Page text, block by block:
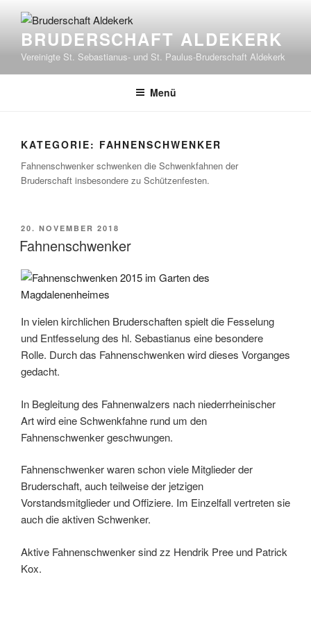
Inhalt
springenBRUDERSCHAFT ALDEKERK
Vereinigte St. Sebastianus- und St. Paulus-Bruderschaft Aldekerk
Menü
KATEGORIE: FAHNENSCHWENKER
Fahnenschwenker schwenken die Schwenkfahnen der
Bruderschaft insbesondere zu Schützenfesten.
VERÖFFENTLICHT
AM
20. NOVEMBER 2018
Fahnenschwenker
In vielen kirchlichen Bruderschaften spielt die Fesselung
und Entfesselung des hl. Sebastianus eine besondere
Rolle. Durch das Fahnenschwenken wird dieses Vorganges
gedacht.
In Begleitung des Fahnenwalzers nach niederrheinischer
Art wird eine Schwenkfahne rund um den
Fahnenschwenker geschwungen.
Fahnenschwenker waren schon viele Mitglieder der
Bruderschaft, auch teilweise der jetzigen
Vorstandsmitglieder und Offiziere. Im Einzelfall vertreten sie
auch die aktiven Schwenker.
Aktive Fahnenschwenker sind zz Hendrik Pree und Patrick
Kox.